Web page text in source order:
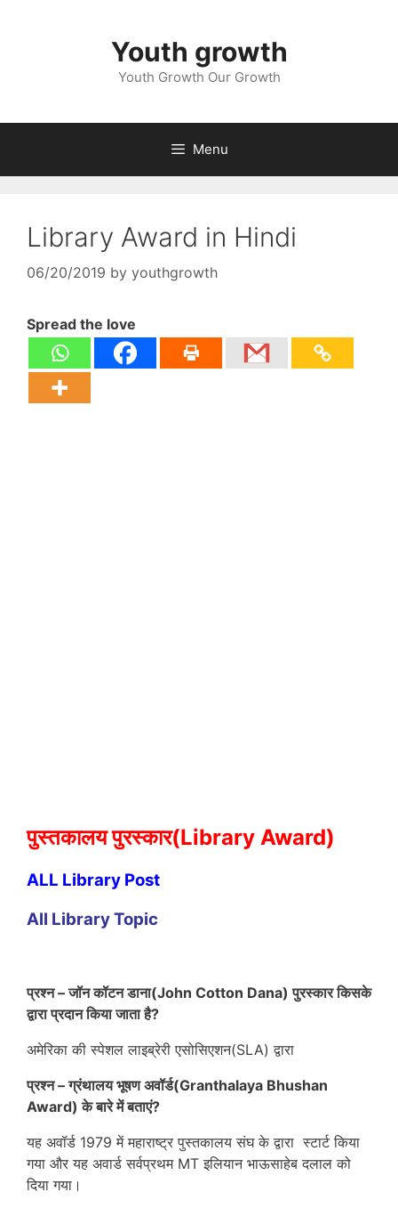
Youth growth
Youth Growth Our Growth
Menu
Library Award in Hindi
06/20/2019 by youthgrowth
Spread the love
पुस्तकालय पुरस्कार(Library Award)
ALL Library Post
All Library Topic
प्रश्न – जॉन कॉटन डाना(John Cotton Dana) पुरस्कार किसके
द्वारा प्रदान किया जाता है?
अमेरिका की स्पेशल लाइब्रेरी एसोसिएशन(SLA) द्वारा
प्रश्न – ग्रंथालय भूषण अवॉर्ड(Granthalaya Bhushan
Award) के बारे में बताएं?
यह अवॉर्ड 1979 में महाराष्ट्र पुस्तकालय संघ के द्वारा स्टार्ट किया
गया और यह अवार्ड सर्वप्रथम MT इलियान भाऊसाहेब दलाल को
दिया गया।